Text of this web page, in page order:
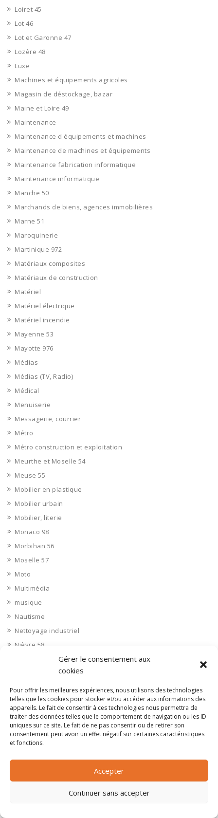
Gérer le consentement aux
cookies
Pour offrir les meilleures expériences, nous utilisons des technologies
telles que les cookies pour stocker et/ou accéder aux informations des
appareils. Le fait de consentir à ces technologies nous permettra de
traiter des données telles que le comportement de navigation ou les ID
uniques sur ce site. Le fait de ne pas consentir ou de retirer son
consentement peut avoir un effet négatif sur certaines caractéristiques
et fonctions.
Accepter
Continuer sans accepter
Loiret 45
Lot 46
Lot et Garonne 47
Lozère 48
Luxe
Machines et équipements agricoles
Magasin de déstockage, bazar
Maine et Loire 49
Maintenance
Maintenance d'équipements et machines
Maintenance de machines et équipements
Maintenance fabrication informatique
Maintenance informatique
Manche 50
Marchands de biens, agences immobilières
Marne 51
Maroquinerie
Martinique 972
Matériaux composites
Matériaux de construction
Matériel
Matériel électrique
Matériel incendie
Mayenne 53
Mayotte 976
Médias
Médias (TV, Radio)
Médical
Menuiserie
Messagerie, courrier
Métro
Métro construction et exploitation
Meurthe et Moselle 54
Meuse 55
Mobilier en plastique
Mobilier urbain
Mobilier, literie
Monaco 98
Morbihan 56
Moselle 57
Moto
Multimédia
musique
Nautisme
Nettoyage industriel
Nièvre 58
Nucléaire
Objets connectés
Objets en plastique
Oise 60
Opérateur télécom
Opérateurs télécom